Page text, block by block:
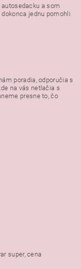
a som
jednu pomohli
poradia, odporučia s
na vás netlačia s
presne to, čo
super, cena